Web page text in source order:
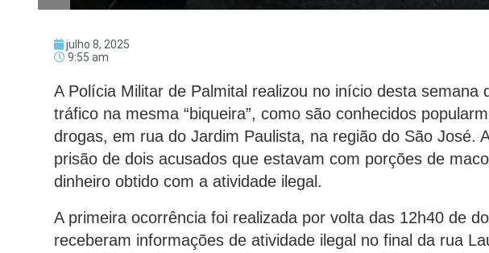
julho 8, 2025
9:55 am
A Polícia Militar de Palmital realizou no início desta semana
tráfico na mesma “biqueira”, como são conhecidos
drogas, em rua do Jardim Paulista, na região do São José.
prisão de dois acusados que estavam com porções de
dinheiro obtido com a atividade ilegal.
A primeira ocorrência foi realizada por volta das 12h40 de
receberam informações de atividade ilegal no final da rua